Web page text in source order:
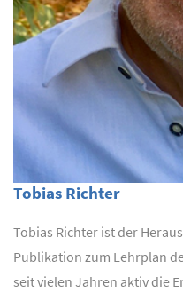
Tobias Richter
Tobias Richter ist der
Publikation zum Lehrplan
seit vielen Jahren aktiv die